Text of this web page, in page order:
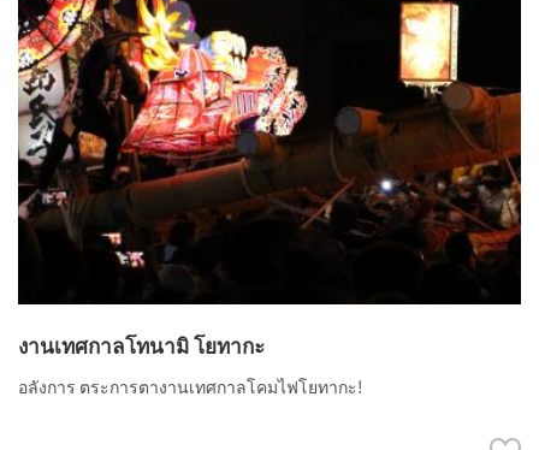
งานเทศกาลโทนามิ โยทากะ
อลังการ ตระการตางานเทศกาลโคมไฟโยทากะ!